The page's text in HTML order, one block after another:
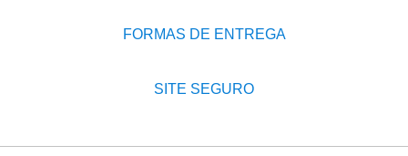
FORMAS DE ENTREGA
SITE SEGURO